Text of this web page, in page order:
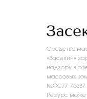
Средство
«Засекин»
надзору в
массовых
№ФС77-75637
Ресурс